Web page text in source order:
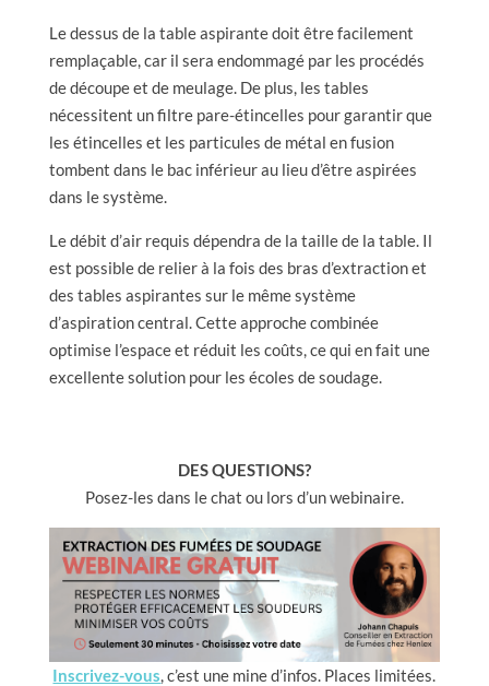
Le dessus de la table aspirante doit être facilement
remplaçable, car il sera endommagé par les procédés
de découpe et de meulage. De plus, les tables
nécessitent un filtre pare-étincelles pour garantir que
les étincelles et les particules de métal en fusion
tombent dans le bac inférieur au lieu d’être aspirées
dans le système.
Le débit d’air requis dépendra de la taille de la table. Il
est possible de relier à la fois des bras d’extraction et
des tables aspirantes sur le même système
d’aspiration central. Cette approche combinée
optimise l’espace et réduit les coûts, ce qui en fait une
excellente solution pour les écoles de soudage.
DES QUESTIONS?
Posez-les dans le chat ou lors d’un webinaire.
Inscrivez-vous, c’est une mine d’infos. Places limitées.